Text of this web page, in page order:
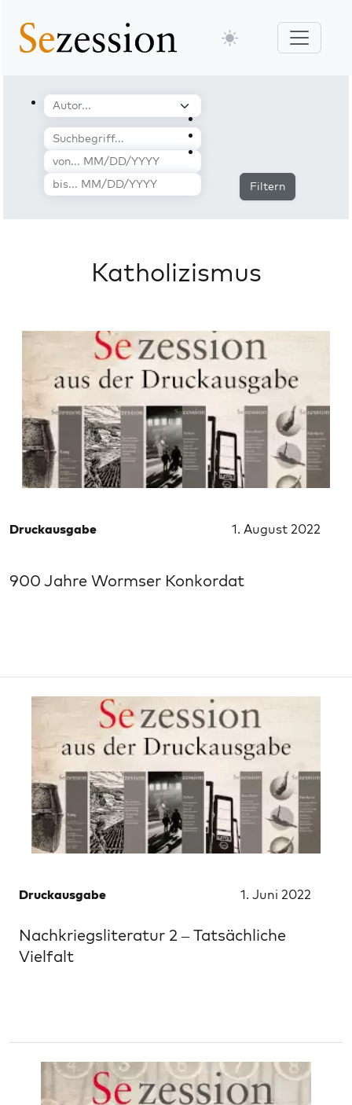
Filtern
Katholizismus
Druckausgabe 1. August 2022
900 Jahre Wormser Konkordat
Druckausgabe 1. Juni 2022
Nachkriegsliteratur 2 – Tatsächliche
Vielfalt